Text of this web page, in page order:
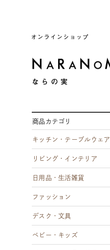
商品カテゴリ
キッチン・テーブルウェア
リビング・インテリア
日用品・生活雑貨
ファッション
デスク・文具
ベビー・キッズ